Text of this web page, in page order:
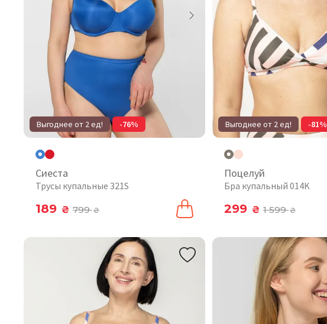
Выгоднее от 2 ед! -76%
Сиеста
Трусы купальные 321S
189 ₴ 799₴
Выгоднее от 2 ед! -81%
Поцелуй
Бра купальный 014K
299 ₴ 1 599₴